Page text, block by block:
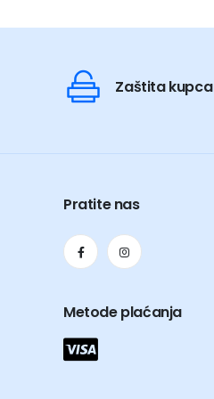
Zaštita kupca
Pratite nas
Metode plaćanja